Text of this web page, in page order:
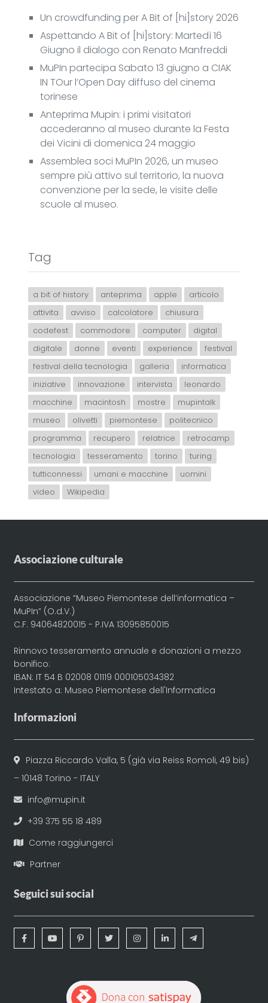
Un crowdfunding per A Bit of [hi]story 2026
Aspettando A Bit of [hi]story: Martedì 16
Giugno il dialogo con Renato Manfreddi
MuPIn partecipa Sabato 13 giugno a CIAK
IN TOur l’Open Day diffuso del cinema
torinese
Anteprima Mupin: i primi visitatori
accederanno al museo durante la Festa
dei Vicini di domenica 24 maggio
Assemblea soci MuPIn 2026, un museo
sempre più attivo sul territorio, la nuova
convenzione per la sede, le visite delle
scuole al museo.
Tag
a bit of history anteprima apple
articolo
attivita
avviso calcolatore
chiusura
codefest
commodore computer
digital
digitale
donne eventi experience
festival
festival della tecnologia
galleria
informatica
iniziative
innovazione intervista
leonardo
macchine
macintosh mostre
mupintalk
museo
olivetti piemontese
politecnico
programma
recupero relatrice
retrocamp
tecnologia
tesseramento torino
turing
tutticonnessi
umani e macchine
uomini
video
Wikipedia
Associazione culturale
Associazione “Museo Piemontese dell’informatica –
MuPIn” (O.d.V.)
C.F. 94064820015 - P.IVA 13095850015
Rinnovo tesseramento annuale e donazioni a mezzo
bonifico:
IBAN: IT 54 B 02008 01119 000105034382
Intestato a: Museo Piemontese dell'Informatica
Informazioni
Piazza Riccardo Valla, 5 (già via Reiss Romoli, 49 bis)
– 10148 Torino - ITALY
info@mupin.it
+39 375 55 18 489
Come raggiungerci
Partner
Seguici sui social